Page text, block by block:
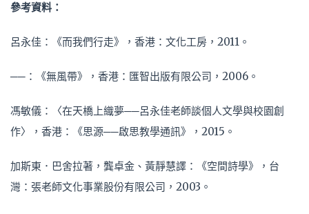
參考資料：
呂永佳：《而我們行走》，香港：文化工房，2011。
──：《無風帶》，香港：匯智出版有限公司，2006。
馮敏儀：〈在天橋上織夢──呂永佳老師談個人文學與校園創
作〉，香港：《思源──啟思教學通訊》，2015。
加斯東．巴舍拉著，龔卓金、黃靜慧譯：《空間詩學》，台
灣：張老師文化事業股份有限公司，2003。